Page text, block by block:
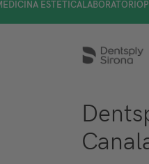
ESTETICALABORATORIO